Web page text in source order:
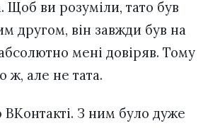
Щоб ви розуміли, тато був
другом, він завжди був на
мені довіряв. Тому
ж, але не тата.
ВКонтакті. З ним було дуже